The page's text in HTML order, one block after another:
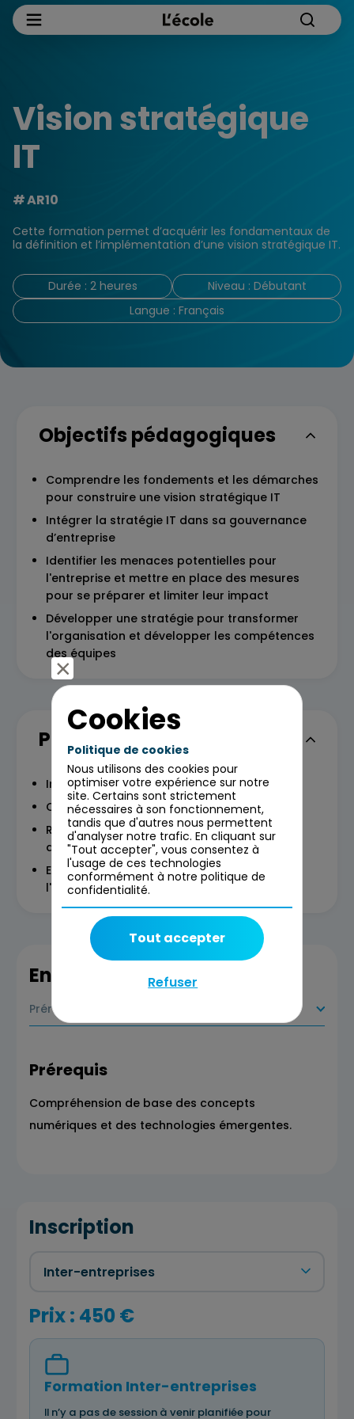
Vision stratégique
IT
AR10
Cette formation permet d’acquérir les fondamentaux de
la définition et l’implémentation d’une vision stratégique IT.
Durée : 2 heures
Niveau : Débutant
Langue : Français
Objectifs pédagogiques
Comprendre les fondements et les démarches
pour construire une vision stratégique IT
Intégrer la stratégie IT dans sa gouvernance
d’entreprise
Identifier les menaces potentielles pour
l'entreprise et mettre en place des mesures
pour se préparer et limiter leur impact
Développer une stratégie pour transformer
l'organisation et développer les compétences
des équipes
Programme
Introduction à la vision stratégique IT
Construction d'une vision stratégique IT
Renforcement de la résilience et de la
durabilité de l'entreprise
Evolution continue des compétences et de
l'organisation
En savoir plus
Prérequis
Prérequis
Compréhension de base des concepts
numériques et des technologies émergentes.
Inscription
Prix : 450 €
Formation Inter-entreprises
Il n’y a pas de session à venir planifiée pour
Cookies
Politique de cookies
Nous utilisons des cookies pour
optimiser votre expérience sur notre
site. Certains sont strictement
nécessaires à son fonctionnement,
tandis que d'autres nous permettent
d'analyser notre trafic. En cliquant sur
"Tout accepter", vous consentez à
l'usage de ces technologies
conformément à notre politique de
confidentialité.
Refuser
Tout accepter